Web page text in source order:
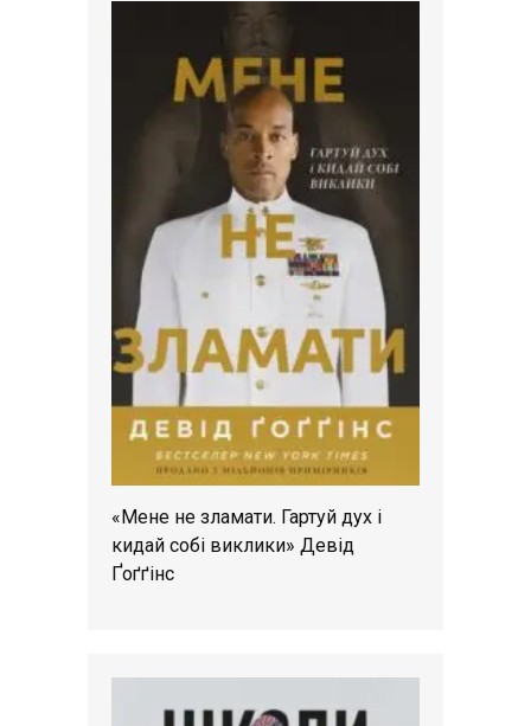
«Мене не зламати. Гартуй дух і
кидай собі виклики» Девід
Ґоґґінс